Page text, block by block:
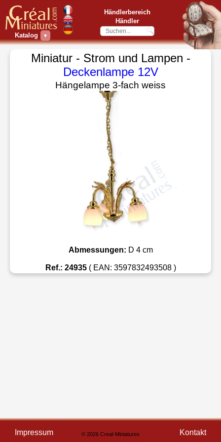
Katalog ▼
Händlerbereich
Händler
Miniatur - Strom und Lampen -
Deckenlampe 12V
Hängelampe 3-fach weiss
Abmessungen: D 4 cm
Ref.: 24935( EAN: 3597832493508 )
Impressum © 2026 Creal-Miniatures Kontakt